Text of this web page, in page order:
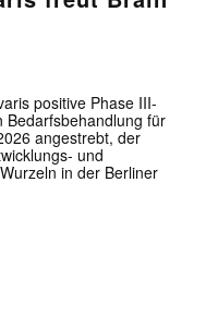
positive Phase III-
Bedarfsbehandlung für
angestrebt, der
und
in der Berliner